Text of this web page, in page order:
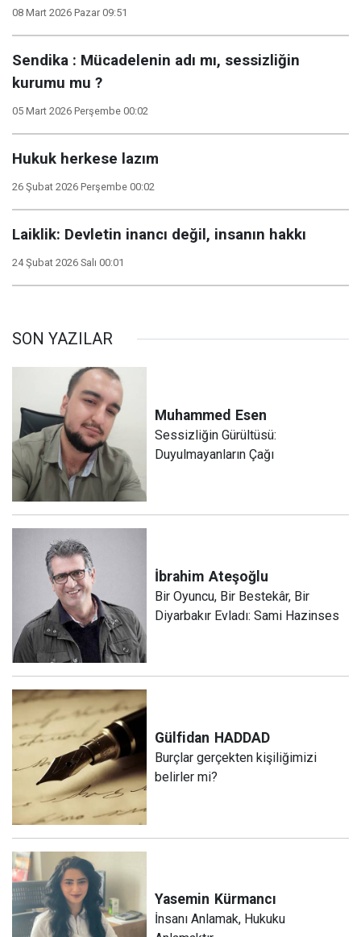
08 Mart 2026 Pazar 09:51
Sendika : Mücadelenin adı mı, sessizliğin
kurumu mu ?
05 Mart 2026 Perşembe 00:02
Hukuk herkese lazım
26 Şubat 2026 Perşembe 00:02
Laiklik: Devletin inancı değil, insanın hakkı
24 Şubat 2026 Salı 00:01
SON YAZILAR
Muhammed Esen
Sessizliğin Gürültüsü:
Duyulmayanların Çağı
İbrahim Ateşoğlu
Bir Oyuncu, Bir Bestekâr, Bir
Diyarbakır Evladı: Sami Hazinses
Gülfidan HADDAD
Burçlar gerçekten kişiliğimizi
belirler mi?
Yasemin Kürmancı
İnsanı Anlamak, Hukuku